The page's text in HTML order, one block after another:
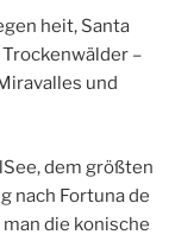
heit, Santa
–
und
dem größten
nach Fortuna de
die konische